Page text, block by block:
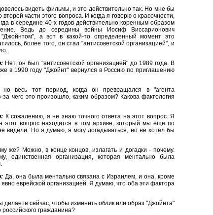
видеть фильмы, и это действительно так. Но мне бы
части этого вопроса. И когда я говорю о красочности,
в середине 40-х годов действительно коренным образом
Ведь до середины войны Иосиф Виссарионович
а вот в какой-то определенный момент это
более того, он стал "антисоветской организацией", и
Нет, он был "антисоветской организацией" до 1989 года. В
в 1990 году "Джойнт" вернулся в Россию по приглашению
весь тот период, когда он превращался в "агента
чего это произошло, каким образом? Какова фактология
К сожалению, я не знаю точного ответа на этот вопрос. Я
этот вопрос находится в том архиве, который мы еще по
видели. Но я думаю, я могу догадываться, но не хотел бы
же? Можно, в конце концов, излагать и догадки - почему.
единственная организация, которая ментально была
Да, она была ментально связана с Израилем, и она, кроме
явно еврейской организацией. Я думаю, что оба эти фактора
делаете сейчас, чтобы изменить облик или образ "Джойнта"
российского гражданина?